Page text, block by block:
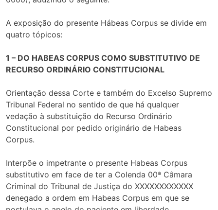
A exposição do presente Hábeas Corpus se divide em
quatro tópicos:
1 – DO HABEAS CORPUS COMO SUBSTITUTIVO DE
RECURSO ORDINÁRIO CONSTITUCIONAL
Orientação dessa Corte e também do Excelso Supremo
Tribunal Federal no sentido de que há qualquer
vedação à substituição do Recurso Ordinário
Constitucional por pedido originário de Habeas
Corpus.
Interpõe o impetrante o presente Habeas Corpus
substitutivo em face de ter a Colenda 00ª Câmara
Criminal do Tribunal de Justiça do XXXXXXXXXXXX
denegado a ordem em Habeas Corpus em que se